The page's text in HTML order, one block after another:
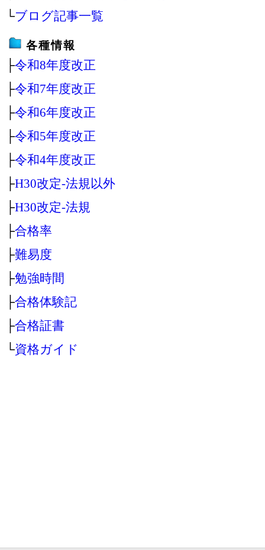
└ブログ記事一覧
各種情報
├令和8年度改正
├令和7年度改正
├令和6年度改正
├令和5年度改正
├令和4年度改正
├H30改定‐法規以外
├H30改定‐法規
├合格率
├難易度
├勉強時間
├合格体験記
├合格証書
└資格ガイド